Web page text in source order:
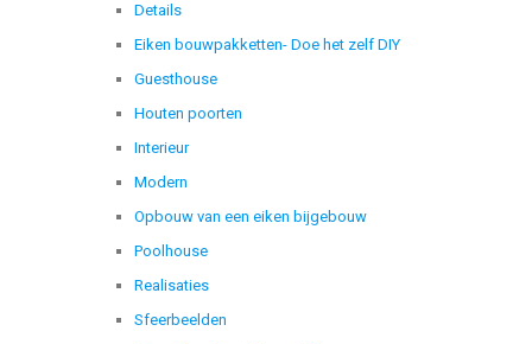
Details
Eiken bouwpakketten- Doe het zelf DIY
Guesthouse
Houten poorten
Interieur
Modern
Opbouw van een eiken bijgebouw
Poolhouse
Realisaties
Sfeerbeelden